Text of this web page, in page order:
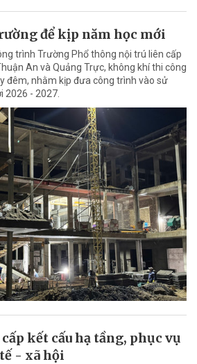
để kịp năm học mới
trình Trường Phổ thông nội trú liên cấp
An và Quảng Trực, không khí thi công
đêm, nhằm kịp đưa công trình vào sử
2026 - 2027.
kết cấu hạ tầng, phục vụ
- xã hội